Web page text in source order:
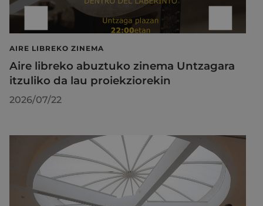
AIRE LIBREKO ZINEMA
Aire libreko abuztuko zinema Untzagara
itzuliko da lau proiekziorekin
2026/07/22